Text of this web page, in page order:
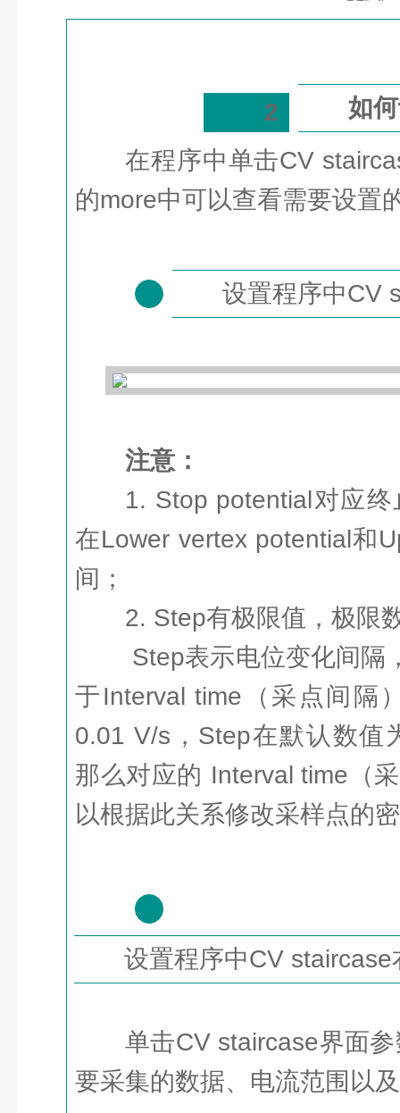
2
如
在程序中单击CV
的more中可以查看需要设置
设置程序中CV
注意：
1. Stop potential对应
在Lower vertex potential和
间；
2. Step有极限值，极限
Step表示电位变化间隔
于Interval time（采点间隔
0.01 V/s，Step在默认数值
那么对应的 Interval time（
以根据此关系修改采样点的
设置程序中CV
单击CV staircase界面
要采集的数据、电流范围以